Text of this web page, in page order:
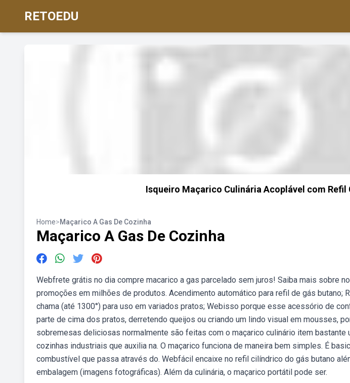
RETOEDU
Isqueiro Maçarico Culinária Acoplável com Refil
Home>Maçarico A Gas De Cozinha
Maçarico A Gas De Cozinha
Webfrete grátis no dia compre macarico a gas parcelado sem juros! Saiba mais sobre
promoções em milhões de produtos. Acendimento automático para refil de gás butano;
chama (até 1300°) para uso em variados pratos; Webisso porque esse acessório de
parte de cima dos pratos, derretendo queijos ou criando um lindo visual em mousses,
sobremesas deliciosas normalmente são feitas com o maçarico culinário item bastante
cozinhas industriais que auxilia na. O maçarico funciona de maneira bem simples. É
combustível que passa através do. Webfácil encaixe no refil cilíndrico do gás butano
embalagem (imagens fotográficas). Além da culinária, o maçarico portátil pode ser.